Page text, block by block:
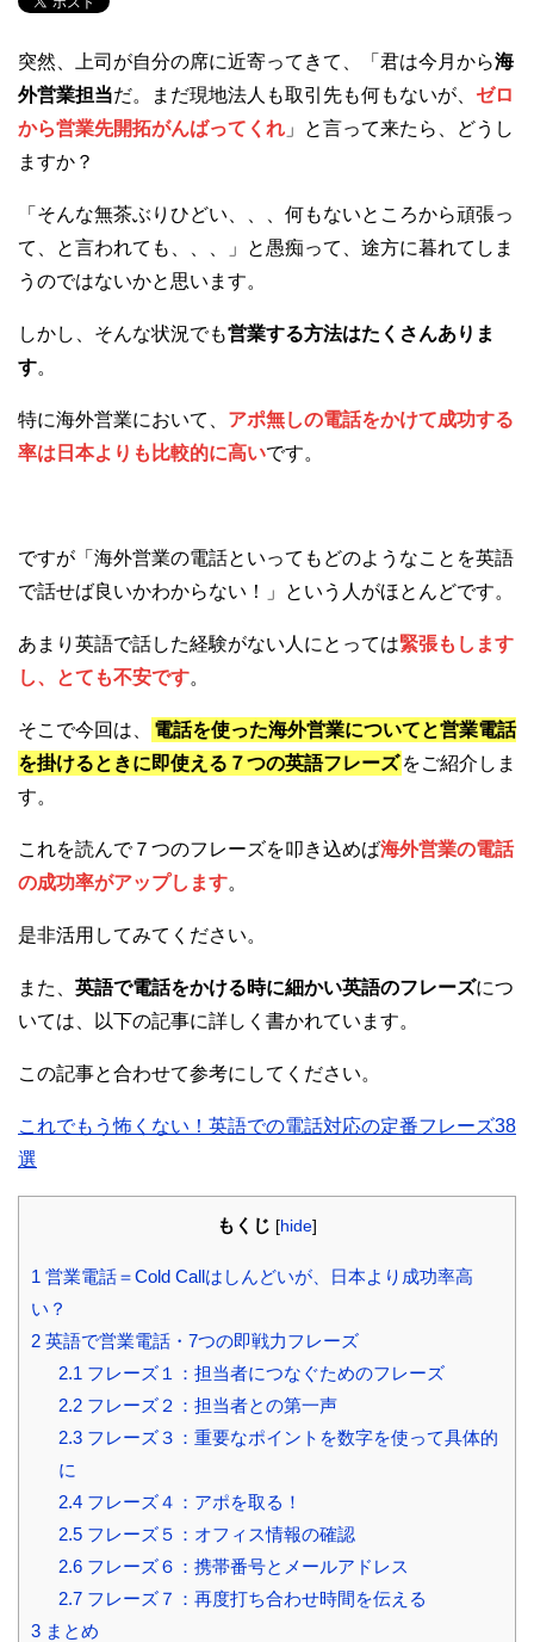
突然、上司が自分の席に近寄ってきて、「君は今月から海
外営業担当だ。まだ現地法人も取引先も何もないが、 ゼロ
から営業先開拓がんばってくれ 」と言って来たら、どうし
ますか？
「そんな無茶ぶりひどい、、、何もないところから頑張っ
て、と言われても、、、」と愚痴って、途方に暮れてしま
うのではないかと思います。
しかし、そんな状況でも営業する方法はたくさんありま
す。
特に海外営業において、 アポ無しの電話をかけて成功する
率は日本よりも比較的に高いです。
ですが「海外営業の電話といってもどのようなことを英語
で話せば良いかわからない！」という人がほとんどです。
あまり英語で話した経験がない人にとっては緊張もします
し、とても不安です。
そこで今回は、
電話を使った海外営業についてと営業電話
を掛けるときに即使える７つの英語フレーズ をご紹介しま
す。
これを読んで７つのフレーズを叩き込めば海外営業の電話
の成功率がアップします。
是非活用してみてください。
また、 英語で電話をかける時に細かい英語のフレーズにつ
いては、以下の記事に詳しく書かれています。
この記事と合わせて参考にしてください。
これでもう怖くない！英語での電話対応の定番フレーズ38
選
もくじ [hide]
1 営業電話＝Cold Callはしんどいが、日本より成功率高
い？
2 英語で営業電話・7つの即戦力フレーズ
2.1 フレーズ１：担当者につなぐためのフレーズ
2.2フレーズ２：担当者との第一声
2.3フレーズ３：重要なポイントを数字を使って具体的
に
2.4フレーズ４：アポを取る！
2.5フレーズ５：オフィス情報の確認
2.6フレーズ６：携帯番号とメールアドレス
2.7フレーズ７：再度打ち合わせ時間を伝える
3 まとめ